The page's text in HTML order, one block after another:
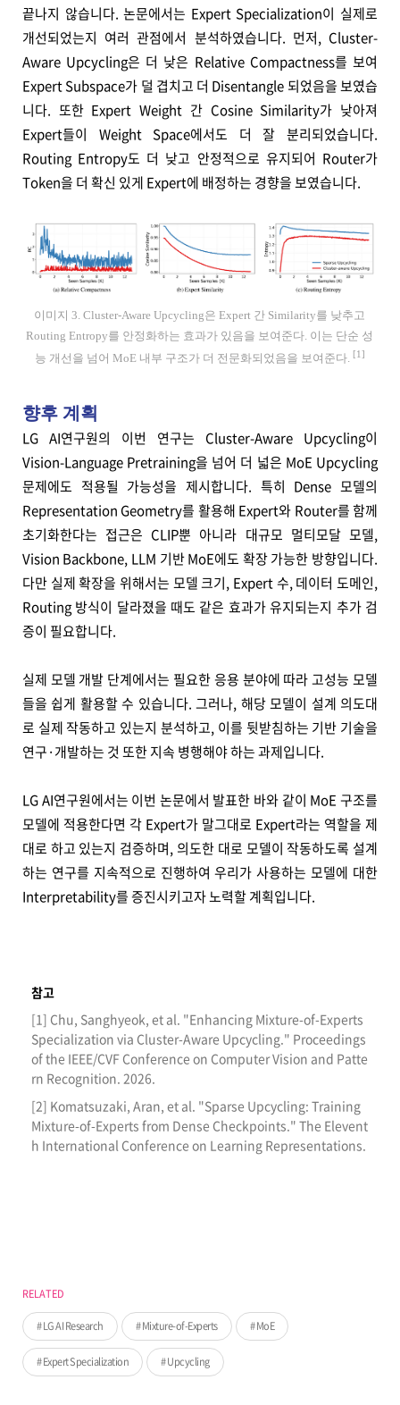
RELATED
LG AI Research Mixture-of-Experts MoE
Expert Specialization Upcycling
끝나지 않습니다. 논문에서는 Expert Specialization이 실제로
개선되었는지 여러 관점에서 분석하였습니다. 먼저, Cluster-
Aware Upcycling은 더 낮은 Relative Compactness를 보여
Expert Subspace가 덜 겹치고 더 Disentangle 되었음을 보였습
니다. 또한 Expert Weight 간 Cosine Similarity가 낮아져
Expert들이 Weight Space에서도 더 잘 분리되었습니다.
Routing Entropy도 더 낮고 안정적으로 유지되어 Router가
Token을 더 확신 있게 Expert에 배정하는 경향을 보였습니다.
이미지 3. Cluster-Aware Upcycling은 Expert 간 Similarity를 낮추고
Routing Entropy를 안정화하는 효과가 있음을 보여준다. 이는 단순 성
능 개선을 넘어 MoE 내부 구조가 더 전문화되었음을 보여준다. [1]
향후 계획
LG AI연구원의 이번 연구는 Cluster-Aware Upcycling이
Vision-Language Pretraining을 넘어 더 넓은 MoE Upcycling
문제에도 적용될 가능성을 제시합니다. 특히 Dense 모델의
Representation Geometry를 활용해 Expert와 Router를 함께
초기화한다는 접근은 CLIP뿐 아니라 대규모 멀티모달 모델,
Vision Backbone, LLM 기반 MoE에도 확장 가능한 방향입니다.
다만 실제 확장을 위해서는 모델 크기, Expert 수, 데이터 도메인,
Routing 방식이 달라졌을 때도 같은 효과가 유지되는지 추가 검
증이 필요합니다.
실제 모델 개발 단계에서는 필요한 응용 분야에 따라 고성능 모델
들을 쉽게 활용할 수 있습니다. 그러나, 해당 모델이 설계 의도대
로 실제 작동하고 있는지 분석하고, 이를 뒷받침하는 기반 기술을
연구·개발하는 것 또한 지속 병행해야 하는 과제입니다.
LG AI연구원에서는 이번 논문에서 발표한 바와 같이 MoE 구조를
모델에 적용한다면 각 Expert가 말그대로 Expert라는 역할을 제
대로 하고 있는지 검증하며, 의도한 대로 모델이 작동하도록 설계
하는 연구를 지속적으로 진행하여 우리가 사용하는 모델에 대한
Interpretability를 증진시키고자 노력할 계획입니다.
참고
[1] Chu, Sanghyeok, et al. "Enhancing Mixture-of-Experts
Specialization via Cluster-Aware Upcycling." Proceedings
of the IEEE/CVF Conference on Computer Vision and Patte
rn Recognition. 2026.
[2] Komatsuzaki, Aran, et al. "Sparse Upcycling: Training
Mixture-of-Experts from Dense Checkpoints." The Elevent
h International Conference on Learning Representations.